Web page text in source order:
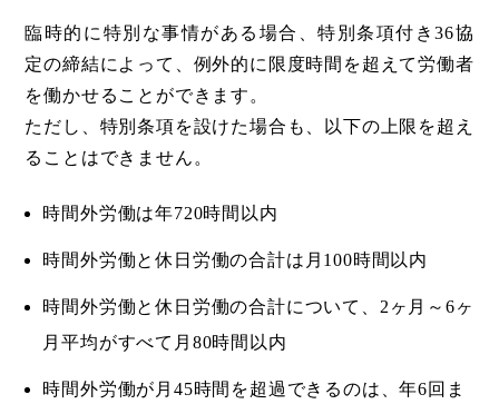
臨時的に特別な事情がある場合、特別条項付き36協
定の締結によって、例外的に限度時間を超えて労働者
を働かせることができます。
ただし、特別条項を設けた場合も、以下の上限を超え
ることはできません。
時間外労働は年720時間以内
時間外労働と休日労働の合計は月100時間以内
時間外労働と休日労働の合計について、2ヶ月～6ヶ
月平均がすべて月80時間以内
時間外労働が月45時間を超過できるのは、年6回ま